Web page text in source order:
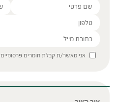
Please leave this field empty.
אני מאשר/ת קבלת חומרים פרסומיים